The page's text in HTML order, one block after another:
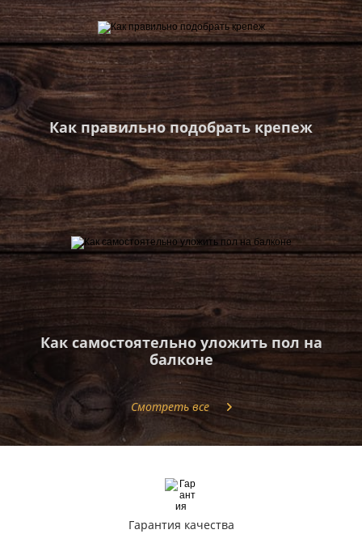
Как правильно подобрать крепеж
Как самостоятельно уложить пол на
балконе
Смотреть все
Гарантия качества